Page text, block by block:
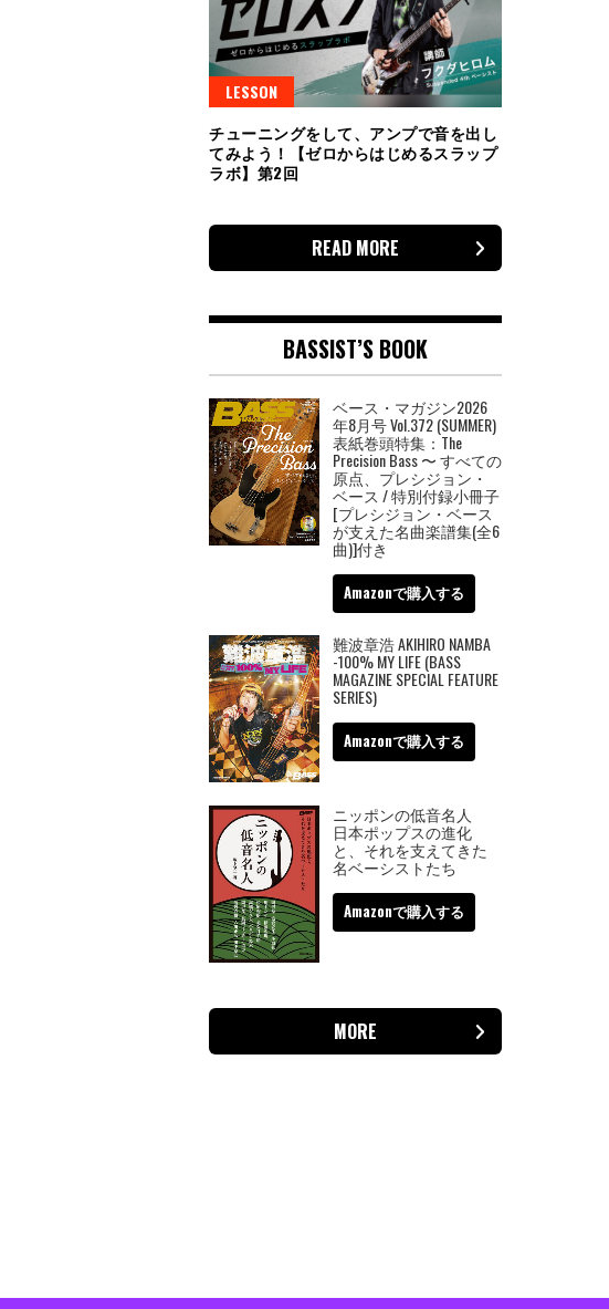
LESSON
チューニングをして、アンプで音を出し
てみよう！【ゼロからはじめるスラップ
ラボ】第2回
READ MORE
BASSIST’S BOOK
ベース・マガジン2026
年8月号 Vol.372 (SUMMER)
表紙巻頭特集：The
Precision Bass 〜 すべての
原点、プレシジョン・
ベース / 特別付録小冊子
[プレシジョン・ベース
が支えた名曲楽譜集(全6
曲)]付き
Amazonで購入する
難波章浩 AKIHIRO NAMBA
-100% MY LIFE (BASS
MAGAZINE SPECIAL FEATURE
SERIES)
Amazonで購入する
ニッポンの低音名人
日本ポップスの進化
と、それを支えてきた
名ベーシストたち
Amazonで購入する
MORE